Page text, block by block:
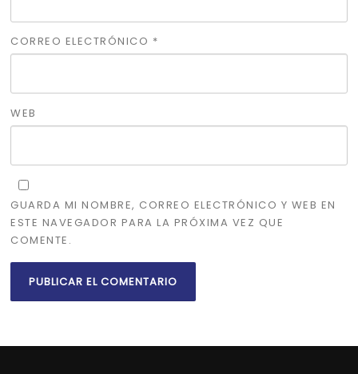
CORREO ELECTRÓNICO *
WEB
GUARDA MI NOMBRE, CORREO ELECTRÓNICO Y WEB EN
ESTE NAVEGADOR PARA LA PRÓXIMA VEZ QUE
COMENTE.